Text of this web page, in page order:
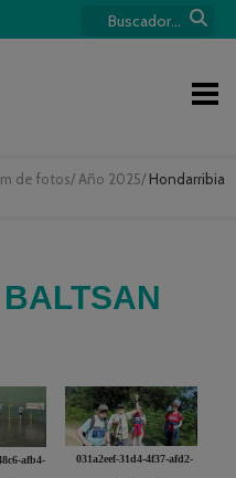
de fotos/ Año 2025/ Hondarribia
afb4- 031a2eef-31d4-4f37-afd2-